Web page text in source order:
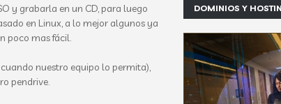
y grabarla en un CD, para luego
en Linux, a lo mejor algunos ya
poco mas fácil.
nuestro equipo lo permita),
pendrive.
DOMINIOS Y